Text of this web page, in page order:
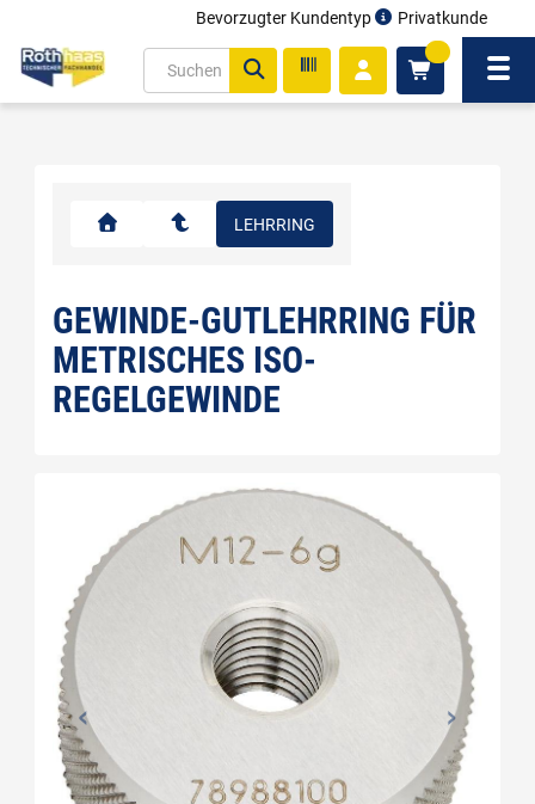
Bevorzugter Kundentyp Privatkunde
LEHRRING
GEWINDE-GUTLEHRRING FÜR
METRISCHES ISO-
REGELGEWINDE